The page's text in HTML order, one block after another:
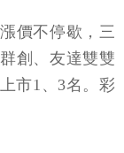
價不停歇，三
創、友達雙雙
市1、3名。彩